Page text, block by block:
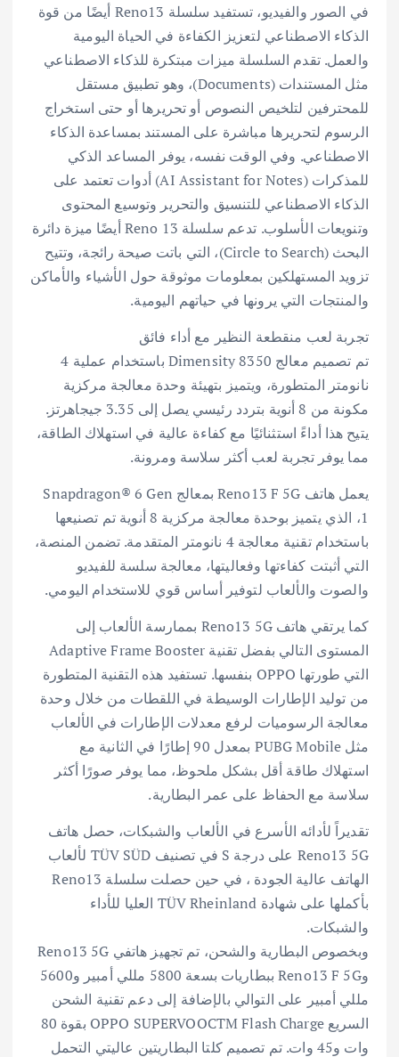
في الصور والفيديو، تستفيد سلسلة Reno13 أيضًا من قوة
الذكاء الاصطناعي لتعزيز الكفاءة في الحياة اليومية
والعمل. تقدم السلسلة ميزات مبتكرة للذكاء الاصطناعي
مثل المستندات (Documents)، وهو تطبيق مستقل
للمحترفين لتلخيص النصوص أو تحريرها أو حتى استخراج
الرسوم لتحريرها مباشرة على المستند بمساعدة الذكاء
الاصطناعي. وفي الوقت نفسه، يوفر المساعد الذكي
للمذكرات (AI Assistant for Notes) أدوات تعتمد على
الذكاء الاصطناعي للتنسيق والتحرير وتوسيع المحتوى
وتنويعات الأسلوب. تدعم سلسلة Reno 13 أيضًا ميزة دائرة
البحث (Circle to Search)، التي باتت صيحة رائجة، وتتيح
تزويد المستهلكين بمعلومات موثوقة حول الأشياء والأماكن
والمنتجات التي يرونها في حياتهم اليومية.
تجربة لعب منقطعة النظير مع أداء فائق
تم تصميم معالج Dimensity 8350 باستخدام عملية 4
نانومتر المتطورة، ويتميز بتهيئة وحدة معالجة مركزية
مكونة من 8 أنوية بتردد رئيسي يصل إلى 3.35 جيجاهرتز.
يتيح هذا أداءً استثنائيًا مع كفاءة عالية في استهلاك الطاقة،
مما يوفر تجربة لعب أكثر سلاسة ومرونة.
يعمل هاتف Reno13 F 5G بمعالج Snapdragon® 6 Gen
1، الذي يتميز بوحدة معالجة مركزية 8 أنوية تم تصنيعها
باستخدام تقنية معالجة 4 نانومتر المتقدمة. تضمن المنصة،
التي أثبتت كفاءتها وفعاليتها، معالجة سلسة للفيديو
والصوت والألعاب لتوفير أساس قوي للاستخدام اليومي.
كما يرتقي هاتف Reno13 5G بممارسة الألعاب إلى
المستوى التالي بفضل تقنية Adaptive Frame Booster
التي طورتها OPPO بنفسها. تستفيد هذه التقنية المتطورة
من توليد الإطارات الوسيطة في اللقطات من خلال وحدة
معالجة الرسوميات لرفع معدلات الإطارات في الألعاب
مثل PUBG Mobile بمعدل 90 إطارًا في الثانية مع
استهلاك طاقة أقل بشكل ملحوظ، مما يوفر صورًا أكثر
سلاسة مع الحفاظ على عمر البطارية.
تقديراً لأدائه الأسرع في الألعاب والشبكات، حصل هاتف
Reno13 5G على درجة S في تصنيف TÜV SÜD لألعاب
الهاتف عالية الجودة ، في حين حصلت سلسلة Reno13
بأكملها على شهادة TÜV Rheinland العليا للأداء
والشبكات.
وبخصوص البطارية والشحن، تم تجهيز هاتفي Reno13 5G
وReno13 F 5G ببطاريات بسعة 5800 مللي أمبير و5600
مللي أمبير على التوالي بالإضافة إلى دعم تقنية الشحن
السريع OPPO SUPERVOOCTM Flash Charge بقوة 80
وات و45 وات. تم تصميم كلتا البطاريتين عاليتي التحمل